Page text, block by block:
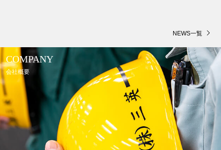
NEWS一覧
COMPANY
会社概要